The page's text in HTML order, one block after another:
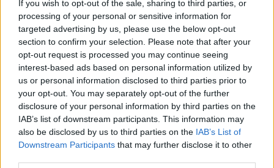
If you wish to opt-out of the sale, sharing to third parties, or
processing of your personal or sensitive information for
targeted advertising by us, please use the below opt-out
section to confirm your selection. Please note that after your
opt-out request is processed you may continue seeing
interest-based ads based on personal information utilized by
us or personal information disclosed to third parties prior to
your opt-out. You may separately opt-out of the further
disclosure of your personal information by third parties on the
IAB’s list of downstream participants. This information may
also be disclosed by us to third parties on the IAB’s List of
Downstream Participants that may further disclose it to other
NÄRINGSLIV 28 januari 2022 05.00
Vida planerar att investera 100 miljoner
efter köpet – ska öka på alla
anläggningar
NYHETER 17 juni 2020 13.45